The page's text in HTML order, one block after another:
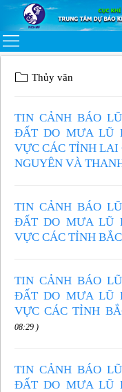
Thủy văn
TIN CẢNH BÁO
ĐẤT DO MƯA LŨ
VỰC CÁC TỈNH LAI
NGUYÊN VÀ
TIN CẢNH BÁO
ĐẤT DO MƯA LŨ
VỰC CÁC TỈNH
TIN CẢNH BÁO
ĐẤT DO MƯA LŨ
VỰC CÁC TỈNH
08:29 )
TIN CẢNH BÁO
ĐẤT DO MƯA LŨ